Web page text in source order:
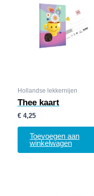
Hollandse lekkernijen
Thee kaart
€ 4,25
Toevoegen aan
winkelwagen